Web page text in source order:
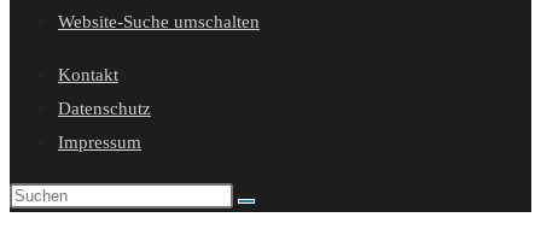
Website-Suche umschalten
Kontakt
Datenschutz
Impressum